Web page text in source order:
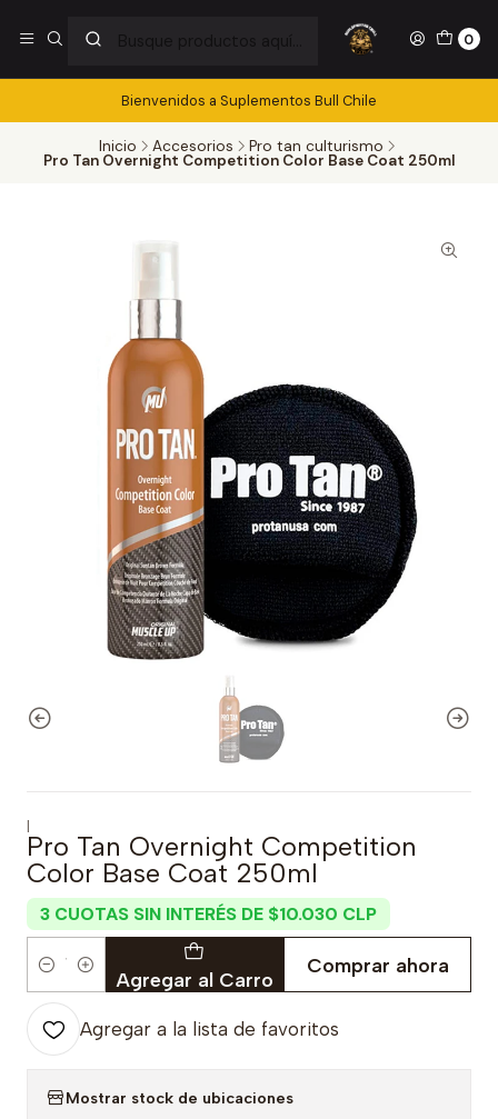
0
Bienvenidos a Suplementos Bull Chile
Inicio Accesorios Pro tan culturismo
Pro Tan Overnight Competition Color Base Coat 250ml
|
Pro Tan Overnight Competition
Color Base Coat 250ml
3 CUOTAS SIN INTERÉS DE $10.030 CLP
Cantidad Agregar al Carro
Comprar ahora
Agregar a la lista de favoritos
Mostrar stock de ubicaciones